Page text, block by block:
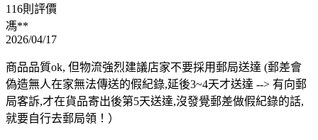
116則評價
馮**
2026/04/17
商品品質ok, 但物流強烈建議店家不要採用郵局送達 (郵差會
偽造無人在家無法傳送的假紀錄,延後3~4天才送達 --> 有向郵
局客訴,才在貨品寄出後第5天送達,沒發覺郵差做假紀錄的話,
就要自行去郵局領！）